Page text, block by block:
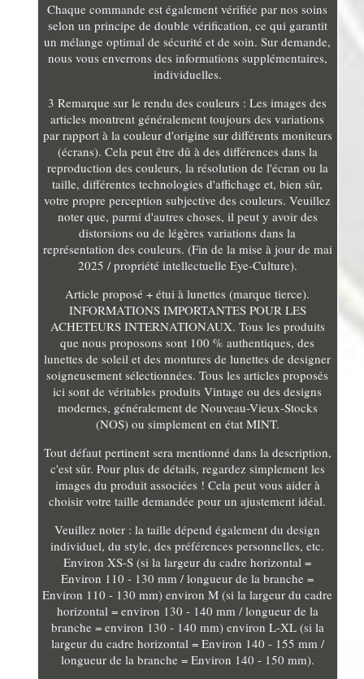
Chaque commande est également vérifiée par nos soins
selon un principe de double vérification, ce qui garantit
un mélange optimal de sécurité et de soin. Sur demande,
nous vous enverrons des informations supplémentaires,
individuelles.
3 Remarque sur le rendu des couleurs : Les images des
articles montrent généralement toujours des variations
par rapport à la couleur d'origine sur différents moniteurs
(écrans). Cela peut être dû à des différences dans la
reproduction des couleurs, la résolution de l'écran ou la
taille, différentes technologies d'affichage et, bien sûr,
votre propre perception subjective des couleurs. Veuillez
noter que, parmi d'autres choses, il peut y avoir des
distorsions ou de légères variations dans la
représentation des couleurs. (Fin de la mise à jour de mai
2025 / propriété intellectuelle Eye-Culture).
Article proposé + étui à lunettes (marque tierce).
INFORMATIONS IMPORTANTES POUR LES
ACHETEURS INTERNATIONAUX. Tous les produits
que nous proposons sont 100 % authentiques, des
lunettes de soleil et des montures de lunettes de designer
soigneusement sélectionnées. Tous les articles proposés
ici sont de véritables produits Vintage ou des designs
modernes, généralement de Nouveau-Vieux-Stocks
(NOS) ou simplement en état MINT.
Tout défaut pertinent sera mentionné dans la description,
c'est sûr. Pour plus de détails, regardez simplement les
images du produit associées ! Cela peut vous aider à
choisir votre taille demandée pour un ajustement idéal.
Veuillez noter : la taille dépend également du design
individuel, du style, des préférences personnelles, etc.
Environ XS-S (si la largeur du cadre horizontal =
Environ 110 - 130 mm / longueur de la branche =
Environ 110 - 130 mm) environ M (si la largeur du cadre
horizontal = environ 130 - 140 mm / longueur de la
branche = environ 130 - 140 mm) environ L-XL (si la
largeur du cadre horizontal = Environ 140 - 155 mm /
longueur de la branche = Environ 140 - 150 mm).